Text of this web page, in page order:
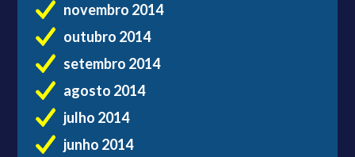
novembro 2014
outubro 2014
setembro 2014
agosto 2014
julho 2014
junho 2014